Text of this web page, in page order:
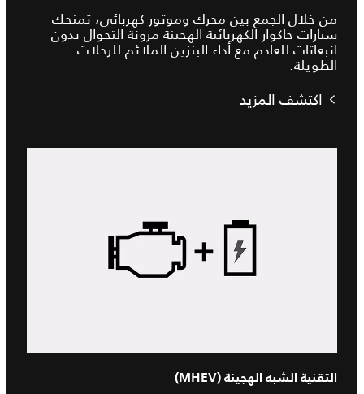
من خلال الجمع بين محرك وموتور كهربائي، تمنحك
سيارات جاكوار الكهربائية الهجينة مرونة التجوال بدون
انبعاثات للعادم مع أداء البنزين الملائم للرحلات
الطويلة.
اكتشف المزيد
التقنية الشبه الهجينة (MHEV)